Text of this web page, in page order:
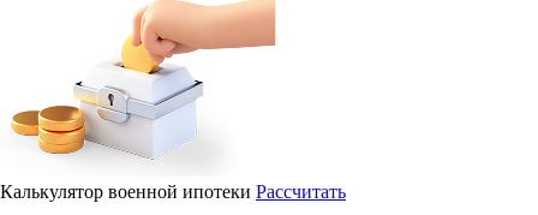
Калькулятор военной ипотеки Рассчитать